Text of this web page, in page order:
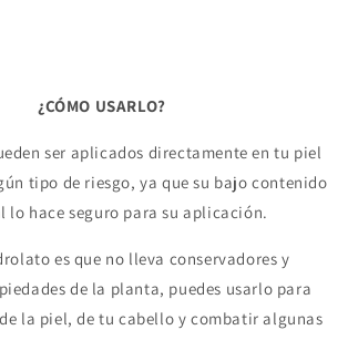
¿CÓMO USARLO?
ser aplicados directamente en tu piel
tipo de riesgo, ya que su bajo contenido
lo hace seguro para su aplicación.
es que no lleva conservadores y
de la planta, puedes usarlo para
la piel, de tu cabello y combatir algunas